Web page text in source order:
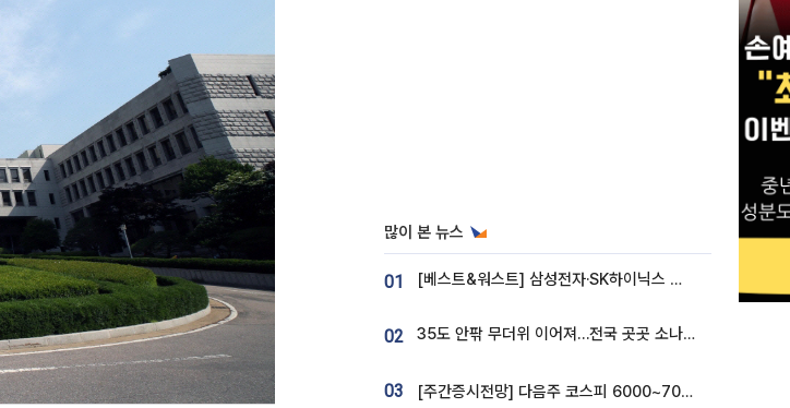
많이 본 뉴스
01 [베스트&워스트] 삼성전자·SK하이닉스 밀린 한 주…상상인증권은 85% 급등
02 35도 안팎 무더위 이어져…전국 곳곳 소나기 [오늘 날씨]
03 [주간증시전망] 다음주 코스피 6000~7000⋯“外人 수급은 정책이 변수”